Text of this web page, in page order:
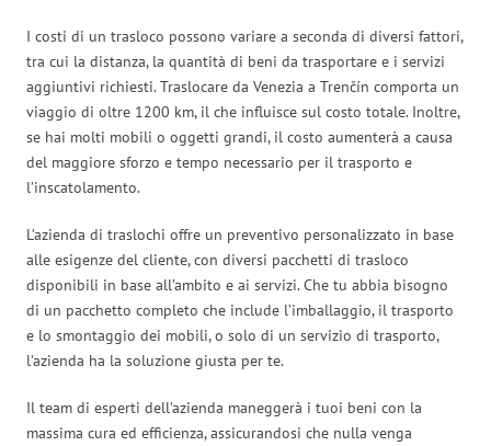
I costi di un trasloco possono variare a seconda di diversi fattori,
tra cui la distanza, la quantità di beni da trasportare e i servizi
aggiuntivi richiesti. Traslocare da Venezia a Trenčín comporta un
viaggio di oltre 1200 km, il che influisce sul costo totale. Inoltre,
se hai molti mobili o oggetti grandi, il costo aumenterà a causa
del maggiore sforzo e tempo necessario per il trasporto e
l’inscatolamento.
L’azienda di traslochi offre un preventivo personalizzato in base
alle esigenze del cliente, con diversi pacchetti di trasloco
disponibili in base all’ambito e ai servizi. Che tu abbia bisogno
di un pacchetto completo che include l’imballaggio, il trasporto
e lo smontaggio dei mobili, o solo di un servizio di trasporto,
l’azienda ha la soluzione giusta per te.
Il team di esperti dell’azienda maneggerà i tuoi beni con la
massima cura ed efficienza, assicurandosi che nulla venga